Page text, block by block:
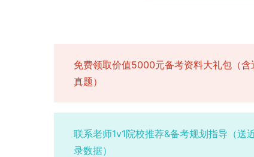
（三）住宿安排课程学
士研究生招生章程及相
海市复旦大学MBA 华
个人科研经历、研究成
复试成绩按百分制计算
课程，考试形式为笔试
撤销合并低效专业、加
不断优化学科结构。面
促进科研资源与人才培
科研创新能力与实践能
免费领取价值5000元备考资料大礼包（含
真题）
联系老师1v1院校推荐&备考规划指导（送
录数据）